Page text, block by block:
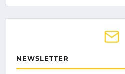
NEWSLETTER